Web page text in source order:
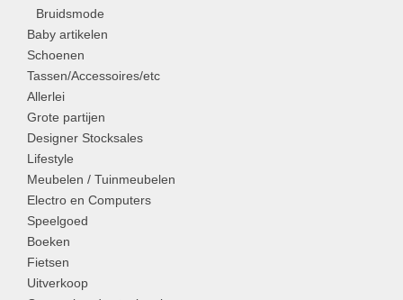
Bruidsmode
Baby artikelen
Schoenen
Tassen/Accessoires/etc
Allerlei
Grote partijen
Designer Stocksales
Lifestyle
Meubelen / Tuinmeubelen
Electro en Computers
Speelgoed
Boeken
Fietsen
Uitverkoop